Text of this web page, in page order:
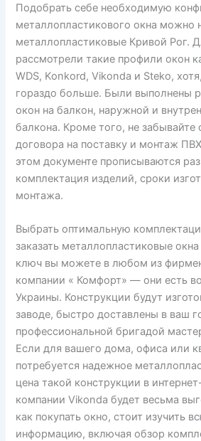
Подобрать себе необходимую
металлопластикового окна можно
металлопластиковые Кривой Рог.
рассмотрели такие профили окон
WDS, Konkord, Vikonda и Steko,
гораздо больше. Были выполнены
окон на балкон, наружной и
балкона. Кроме того, не
договора на поставку и монтаж
этом документе прописываются
комплектация изделий, сроки
монтажа.
Выбрать оптимальную
заказать металлопластиковые
ключ вы можете в любом из
компании « Комфорт» — они есть
Украины. Конструкции будут
заводе, быстро доставлены в ваш
профессиональной бригадой
Если для вашего дома, офиса или
потребуется надежное
цена такой конструкции в
компании Vikonda будет весьма
как покупать окно, стоит изучить
информацию, включая обзор